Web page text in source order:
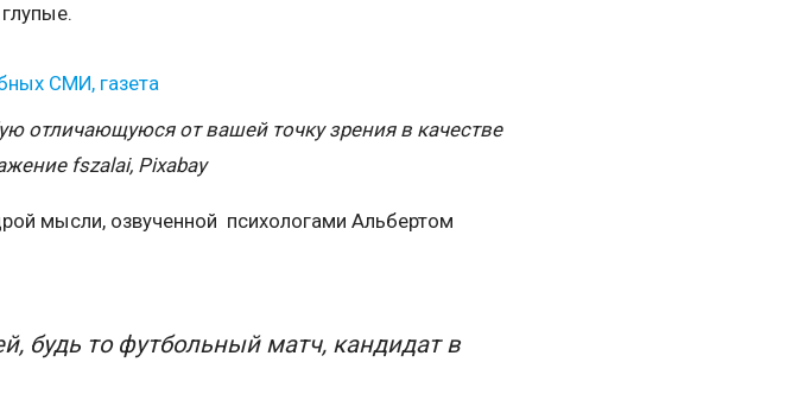
отличающуюся от вашей точку зрения в качестве
fszalai, Pixabay
мысли, озвученной психологами Альбертом
будь то футбольный матч, кандидат в